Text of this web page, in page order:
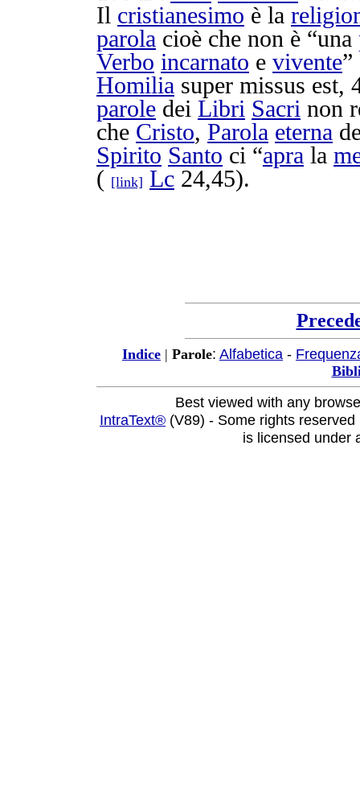
Il cristianesimo è la
parola cioè che non è “una
Verbo incarnato e vivente”
Homilia super missus est,
parole dei Libri Sacri non
che Cristo, Parola eterna
Spirito Santo ci “apra la
( [link] Lc 24,45).
Indice | Parole: Alfabetica -
Best viewed with any
IntraText® (V89) - Some rights
is licensed under